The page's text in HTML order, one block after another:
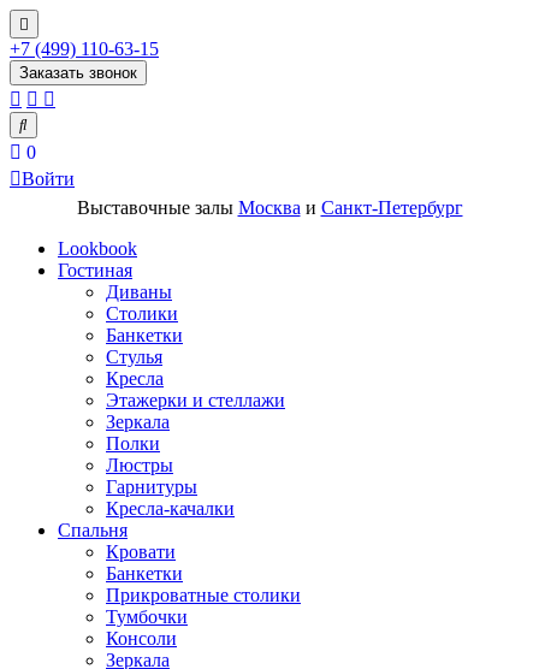
+7 (499) 110-63-15
Заказать звонок
0
Войти
Выставочные залы Москва и Санкт-Петербург
Lookbook
Гостиная
Диваны
Столики
Банкетки
Стулья
Кресла
Этажерки и стеллажи
Зеркала
Полки
Люстры
Гарнитуры
Кресла-качалки
Спальня
Кровати
Банкетки
Прикроватные столики
Тумбочки
Консоли
Зеркала